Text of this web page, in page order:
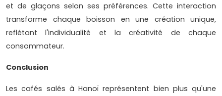
et de glaçons selon ses préférences. Cette interaction
transforme chaque boisson en une création unique,
reflétant l'individualité et la créativité de chaque
consommateur.
Conclusion
Les cafés salés à Hanoï représentent bien plus qu'une